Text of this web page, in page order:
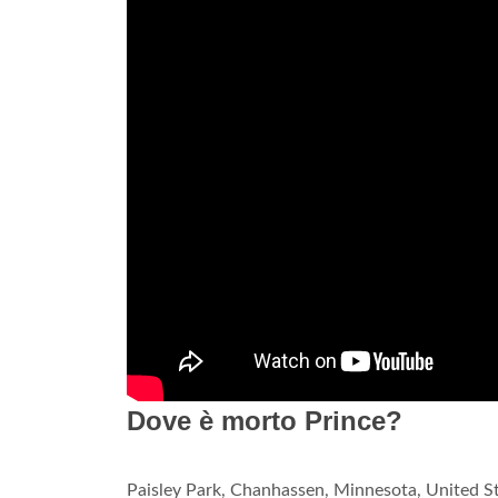
Dove è morto Prince?
Paisley Park, Chanhassen, Minnesota, United